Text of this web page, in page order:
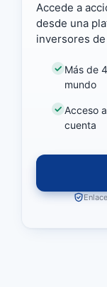
Accede a
desde una
inversores
Más de
mundo
Acceso
cuenta